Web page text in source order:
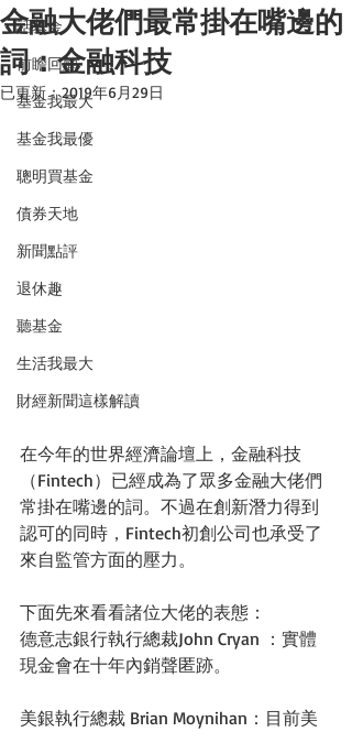
話基金
前瞻回顧
基金我最大
基金我最優
聰明買基金
債券天地
新聞點評
退休趣
聽基金
生活我最大
財經新聞這樣解讀
金融大佬們最常掛在嘴邊的
詞：金融科技
已更新：2019年6月29日
在今年的世界經濟論壇上，金融科技
（Fintech）已經成為了眾多金融大佬們
常掛在嘴邊的詞。不過在創新潛力得到
認可的同時，Fintech初創公司也承受了
來自監管方面的壓力。
下面先來看看諸位大佬的表態：
德意志銀行執行總裁John Cryan ：實體
現金會在十年內銷聲匿跡。
美銀執行總裁 Brian Moynihan：目前美